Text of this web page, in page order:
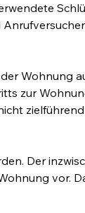
Wohnung
zur
Der
vor.